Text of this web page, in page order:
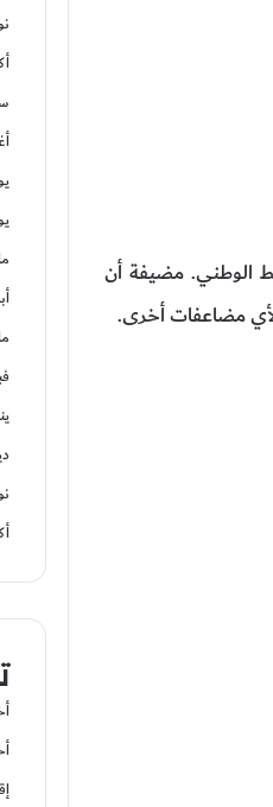
الوطني. مضيفة أن
لأي مضاعفات أخرى.